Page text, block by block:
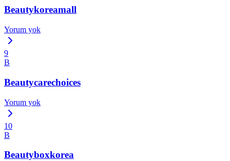
Beautykoreamall
Yorum yok
9
B
Beautycarechoices
Yorum yok
10
B
Beautyboxkorea